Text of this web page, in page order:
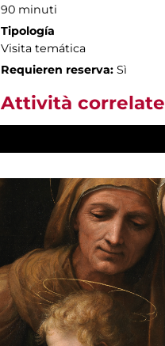
90 minuti
Tipología
Visita temática
Requieren reserva: Sì
Attività correlate